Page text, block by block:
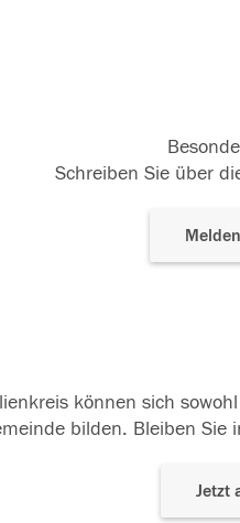
Schreiben Sie über
können sich
bilden. Bleiben
Jetzt